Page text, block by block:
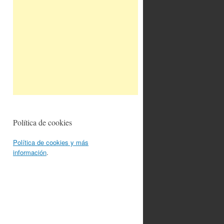
Política de cookies
Política de cookies y más
información.